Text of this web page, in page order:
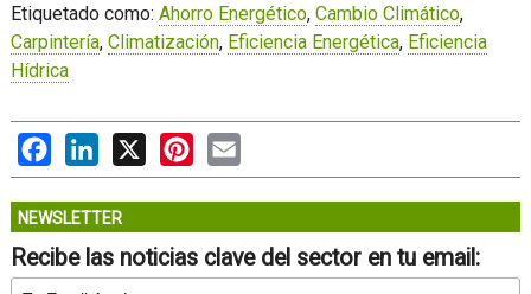
Etiquetado como: Ahorro Energético, Cambio Climático,
Carpintería, Climatización, Eficiencia Energética, Eficiencia
Hídrica
FacebookLinkedIn
X PinterestEmail
NEWSLETTER
Recibe las noticias clave del sector en tu email: